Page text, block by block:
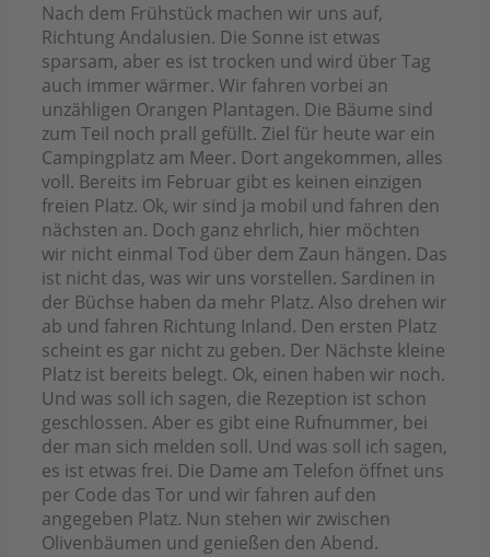
Nach dem Frühstück machen wir uns auf,
Richtung Andalusien. Die Sonne ist etwas
sparsam, aber es ist trocken und wird über Tag
auch immer wärmer. Wir fahren vorbei an
unzähligen Orangen Plantagen. Die Bäume sind
zum Teil noch prall gefüllt. Ziel für heute war ein
Campingplatz am Meer. Dort angekommen, alles
voll. Bereits im Februar gibt es keinen einzigen
freien Platz. Ok, wir sind ja mobil und fahren den
nächsten an. Doch ganz ehrlich, hier möchten
wir nicht einmal Tod über dem Zaun hängen. Das
ist nicht das, was wir uns vorstellen. Sardinen in
der Büchse haben da mehr Platz. Also drehen wir
ab und fahren Richtung Inland. Den ersten Platz
scheint es gar nicht zu geben. Der Nächste kleine
Platz ist bereits belegt. Ok, einen haben wir noch.
Und was soll ich sagen, die Rezeption ist schon
geschlossen. Aber es gibt eine Rufnummer, bei
der man sich melden soll. Und was soll ich sagen,
es ist etwas frei. Die Dame am Telefon öffnet uns
per Code das Tor und wir fahren auf den
angegeben Platz. Nun stehen wir zwischen
Olivenbäumen und genießen den Abend.